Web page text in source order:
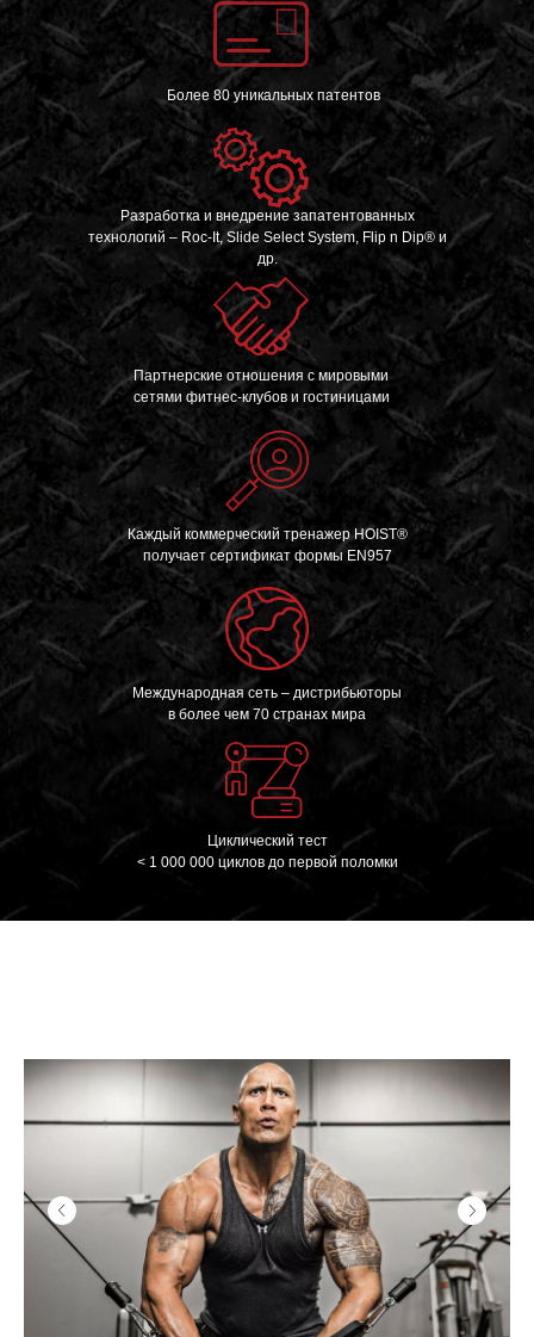
Более 80 уникальных патентов
Разработка и внедрение запатентованных
технологий – Roc-It, Slide Select System, Flip n Dip® и
др.
Международная сеть – дистрибьюторы
в более чем 70 странах мира
Партнерские отношения c мировыми
сетями фитнес-клубов и гостиницами
Каждый коммерческий тренажер HOIST®
получает сертификат формы EN957
Циклический тест
< 1 000 000 циклов до первой поломки